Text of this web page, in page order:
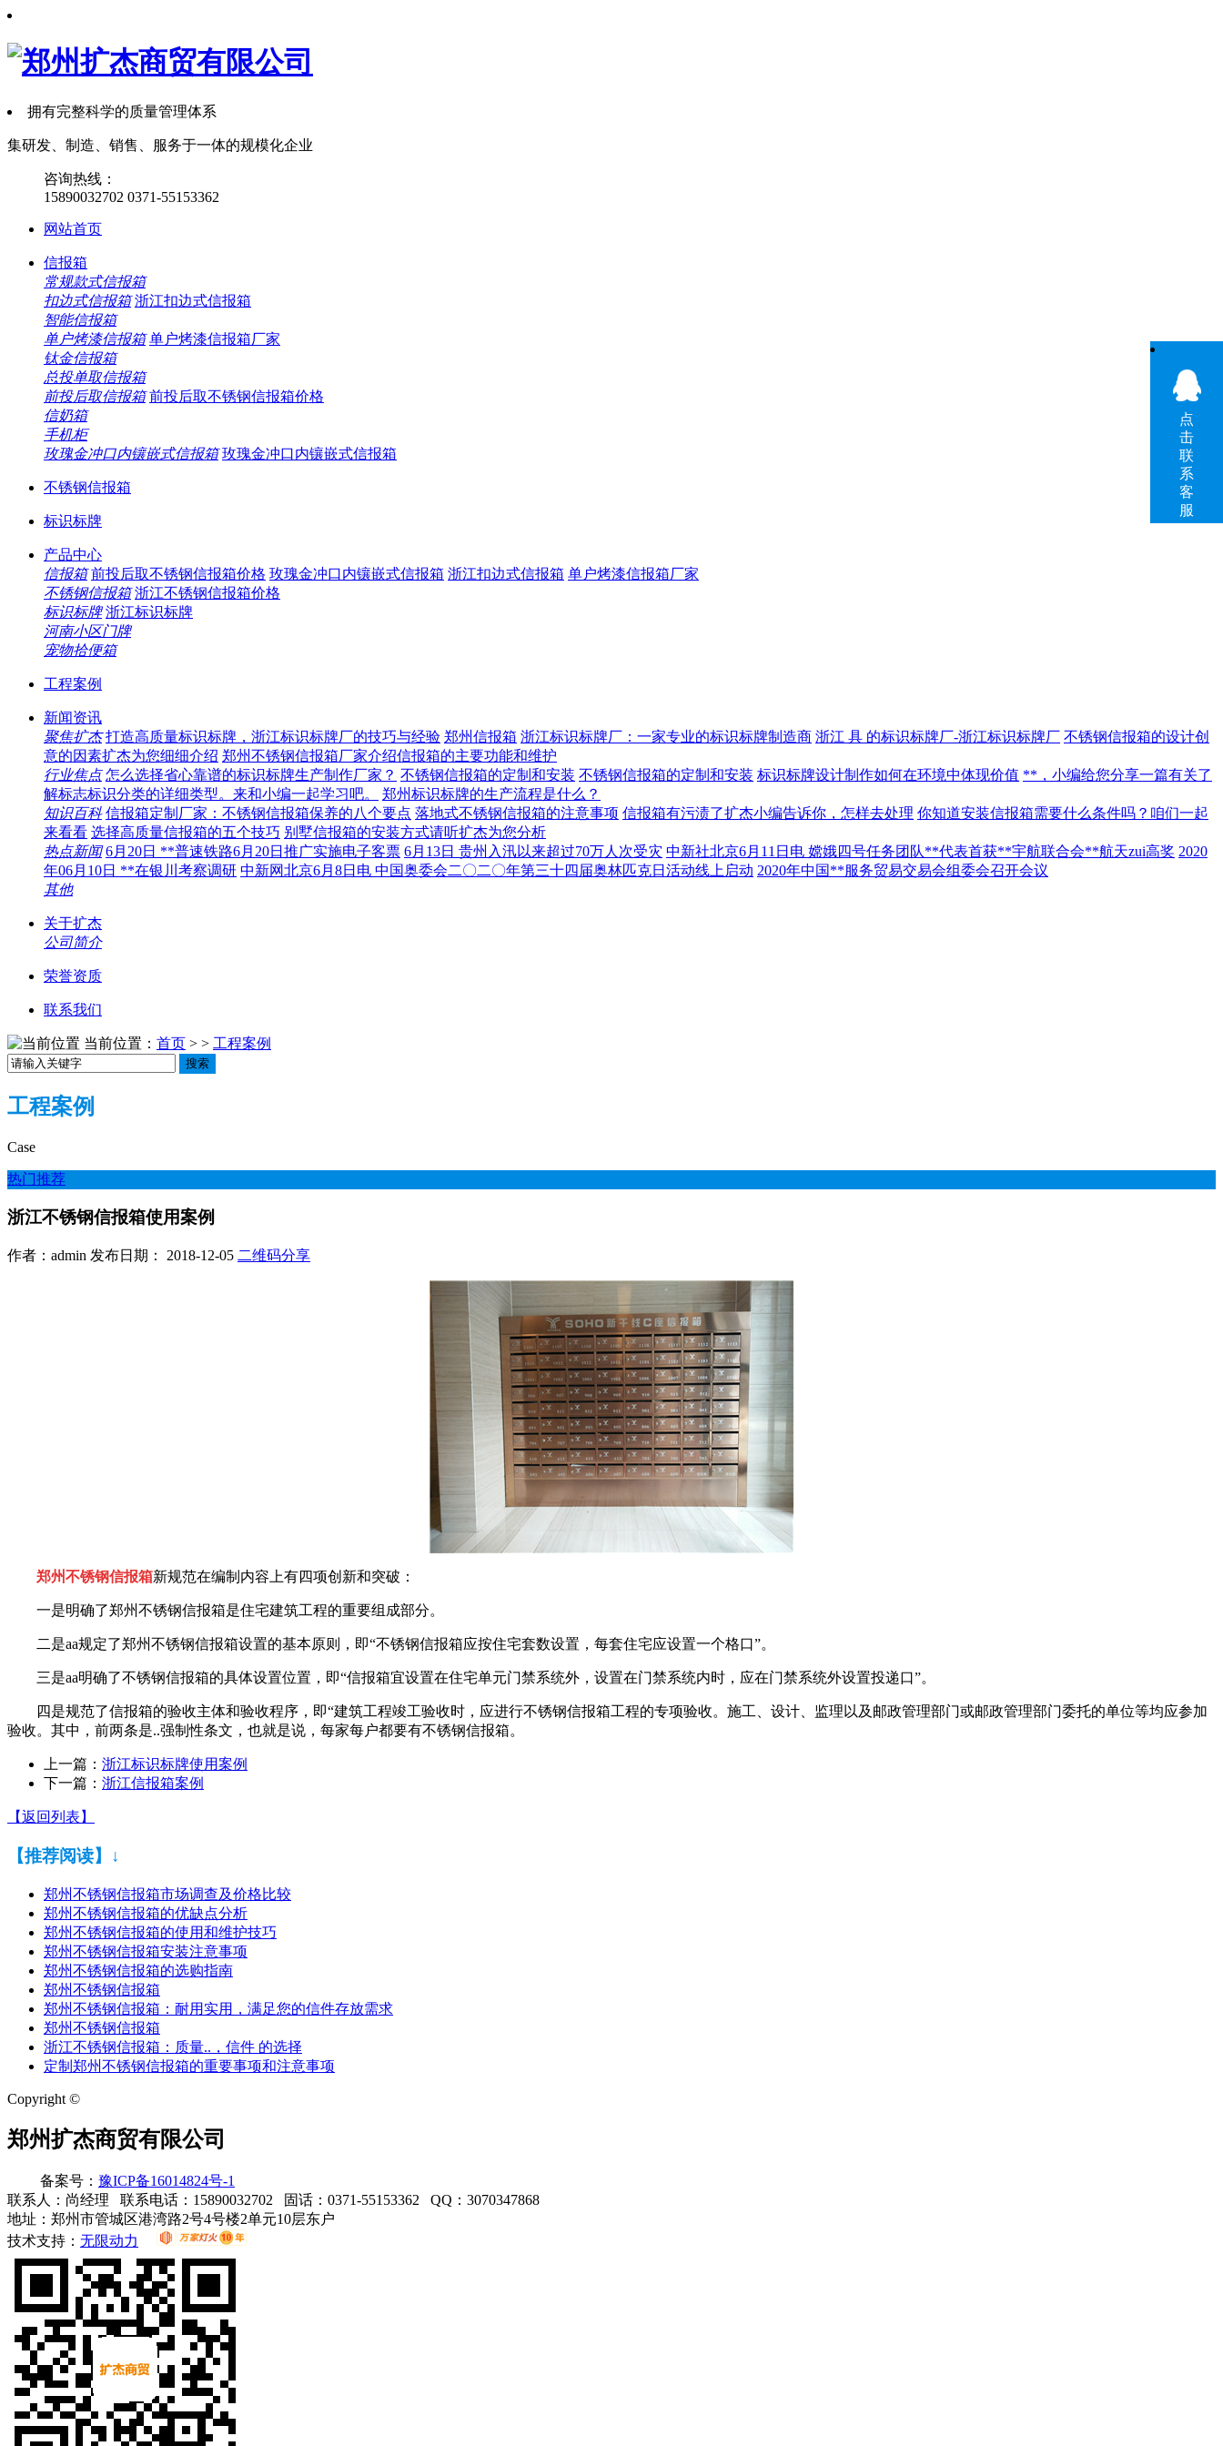
拥有完整科学的质量管理体系
集研发、制造、销售、服务于一体的规模化企业
咨询热线：
15890032702 0371-55153362
网站首页
信报箱
常规款式信报箱
扣边式信报箱 浙江扣边式信报箱
智能信报箱
单户烤漆信报箱 单户烤漆信报箱厂家
钛金信报箱
总投单取信报箱
前投后取信报箱 前投后取不锈钢信报箱价格
信奶箱
手机柜
玫瑰金冲口内镶嵌式信报箱 玫瑰金冲口内镶嵌式信报箱
不锈钢信报箱
标识标牌
产品中心
信报箱 前投后取不锈钢信报箱价格 玫瑰金冲口内镶嵌式信报箱 浙江扣边式信报箱 单户烤漆信报箱厂家
不锈钢信报箱 浙江不锈钢信报箱价格
标识标牌 浙江标识标牌
河南小区门牌
宠物拾便箱
工程案例
新闻资讯
聚焦扩杰 打造高质量标识标牌，浙江标识标牌厂的技巧与经验 郑州信报箱 浙江标识标牌厂：一家专业的标识标牌制造商 浙江 具 的标识标牌厂-浙江标识标牌厂 不锈钢信报箱的设计创
意的因素扩杰为您细细介绍 郑州不锈钢信报箱厂家介绍信报箱的主要功能和维护
行业焦点 怎么选择省心靠谱的标识标牌生产制作厂家？ 不锈钢信报箱的定制和安装 不锈钢信报箱的定制和安装 标识标牌设计制作如何在环境中体现价值 **，小编给您分享一篇有关了
解标志标识分类的详细类型。来和小编一起学习吧。
郑州标识标牌的生产流程是什么？
知识百科 信报箱定制厂家：不锈钢信报箱保养的八个要点 落地式不锈钢信报箱的注意事项 信报箱有污渍了扩杰小编告诉你，怎样去处理 你知道安装信报箱需要什么条件吗？咱们一起
来看看 选择高质量信报箱的五个技巧 别墅信报箱的安装方式请听扩杰为您分析
热点新闻 6月20日 **普速铁路6月20日推广实施电子客票 6月13日 贵州入汛以来超过70万人次受灾 中新社北京6月11日电 嫦娥四号任务团队**代表首获**宇航联合会**航天zui高奖 2020
年06月10日 **在银川考察调研 中新网北京6月8日电 中国奥委会二〇二〇年第三十四届奥林匹克日活动线上启动 2020年中国**服务贸易交易会组委会召开会议
其他
关于扩杰
公司简介
荣誉资质
联系我们
当前位置： 首页 > > 工程案例
搜索
工程案例
Case
热门推荐
浙江不锈钢信报箱使用案例
作者：admin 发布日期： 2018-12-05 二维码分享
郑州不锈钢信报箱新规范在编制内容上有四项创新和突破：
一是明确了郑州不锈钢信报箱是住宅建筑工程的重要组成部分。
二是aa规定了郑州不锈钢信报箱设置的基本原则，即“不锈钢信报箱应按住宅套数设置，每套住宅应设置一个格口”。
三是aa明确了不锈钢信报箱的具体设置位置，即“信报箱宜设置在住宅单元门禁系统外，设置在门禁系统内时，应在门禁系统外设置投递口”。
四是规范了信报箱的验收主体和验收程序，即“建筑工程竣工验收时，应进行不锈钢信报箱工程的专项验收。施工、设计、监理以及邮政管理部门或邮政管理部门委托的单位等均应参加
验收。其中，前两条是..强制性条文，也就是说，每家每户都要有不锈钢信报箱。
上一篇： 浙江标识标牌使用案例
下一篇： 浙江信报箱案例
【返回列表】
【推荐阅读】↓
郑州不锈钢信报箱市场调查及价格比较
郑州不锈钢信报箱的优缺点分析
郑州不锈钢信报箱的使用和维护技巧
郑州不锈钢信报箱安装注意事项
郑州不锈钢信报箱的选购指南
郑州不锈钢信报箱
郑州不锈钢信报箱：耐用实用，满足您的信件存放需求
郑州不锈钢信报箱
浙江不锈钢信报箱：质量..，信件 的选择
定制郑州不锈钢信报箱的重要事项和注意事项
Copyright ©
郑州扩杰商贸有限公司
备案号： 豫ICP备16014824号-1
联系人：尚经理 联系电话：15890032702 固话：0371-55153362 QQ：3070347868
地址：郑州市管城区港湾路2号4号楼2单元10层东户
技术支持： 无限动力
点
击
联
系
客
服